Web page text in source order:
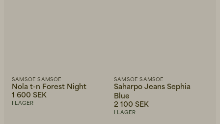
SAMSOE SAMSOE
Nola t-n Forest Night
1 600 SEK
I LAGER
SAMSOE SAMSOE
Saharpo Jeans Sephia
Blue
2 100 SEK
I LAGER